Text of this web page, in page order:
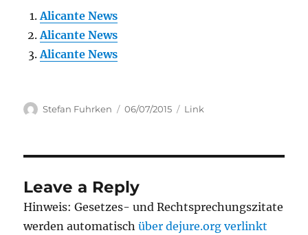
Alicante News
Alicante News
Alicante News
Author
Stefan Fuhrken
Posted
06/07/2015 Categories
Link
Leave a Reply
Hinweis: Gesetzes- und Rechtsprechungszitate
werden automatischüber dejure.org verlinkt